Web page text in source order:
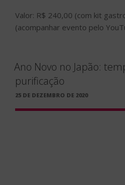
Valor: R$ 240,00 (com kit
(acompanhar evento pelo
Ano Novo no Japão:
purificação
PUBLICADO
25 DE DEZEMBRO DE 2020